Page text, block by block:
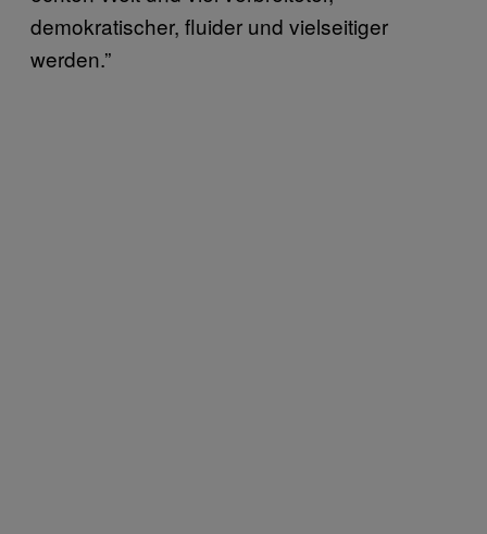
demokratischer, fluider und vielseitiger
werden.”